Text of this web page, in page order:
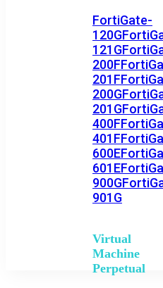
FortiGate-
120G
121G
200F
201F
200G
201G
400F
401F
600E
601E
900G
901G
Virtual
Machine
Perpetual